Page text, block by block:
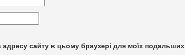
адресу сайту в цьому браузері для моїх подальших